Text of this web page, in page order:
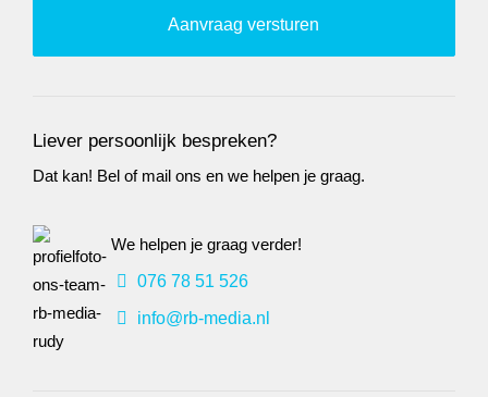
Liever persoonlijk bespreken?
Dat kan! Bel of mail ons en we helpen je graag.
We helpen je graag verder!
076 78 51 526
info@rb-media.nl